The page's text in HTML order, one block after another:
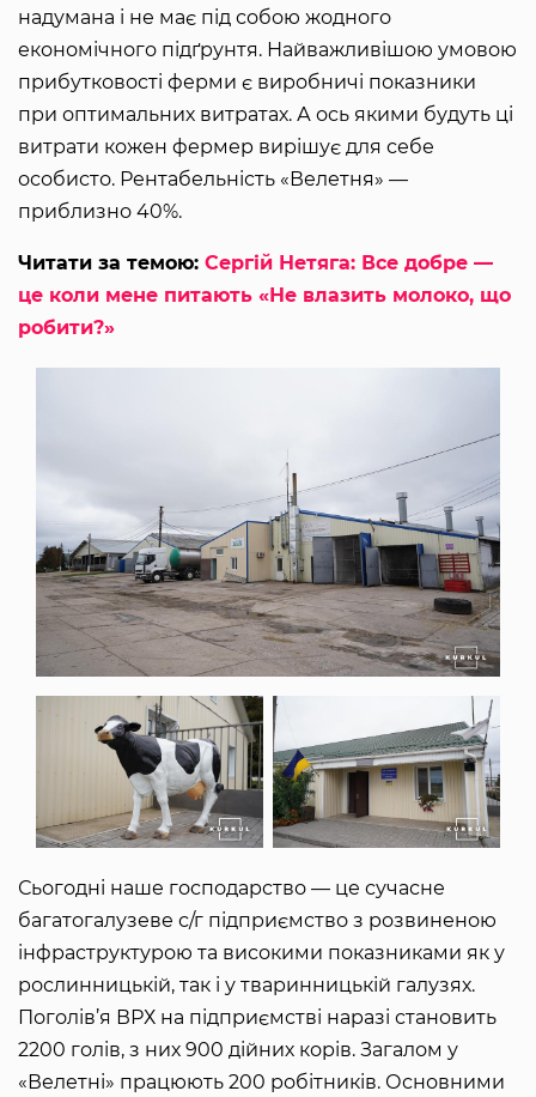
надумана і не має під собою жодного
економічного підґрунтя. Найважливішою умовою
прибутковості ферми є виробничі показники
при оптимальних витратах. А ось якими будуть ці
витрати кожен фермер вирішує для себе
особисто. Рентабельність «Велетня» —
приблизно 40%.
Читати за темою: Сергій Нетяга: Все добре —
це коли мене питають «Не влазить молоко, що
робити?»
Сьогодні наше господарство — це сучасне
багатогалузеве с/г підприємство з розвиненою
інфраструктурою та високими показниками як у
рослинницькій, так і у тваринницькій галузях.
Поголів’я ВРХ на підприємстві наразі становить
2200 голів, з них 900 дійних корів. Загалом у
«Велетні» працюють 200 робітників. Основними